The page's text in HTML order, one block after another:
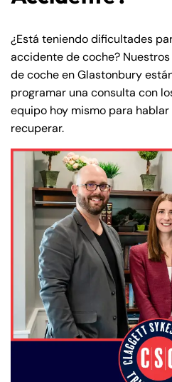
¿Está teniendo dificultades
accidente de coche?
de coche en Glastonbury
programar una consulta con
equipo hoy mismo para
recuperar.
Farmington -
Answering Service
Enfield - Hours
Answering Service